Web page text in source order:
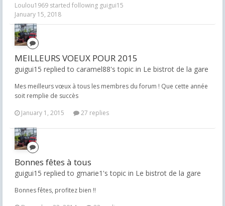
Loulou1969 started following guigui15
January 15, 2018
MEILLEURS VOEUX POUR 2015
guigui15 replied to caramel88's topic in Le bistrot de la gare
Mes meilleurs vœux à tous les membres du forum ! Que cette année
soit remplie de succès
January 1, 2015
27 replies
Bonnes fêtes à tous
guigui15 replied to gmarie1's topic in Le bistrot de la gare
Bonnes fêtes, profitez bien !!